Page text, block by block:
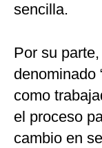
sencilla.
Por su
denominado
como
el proceso
cambio en